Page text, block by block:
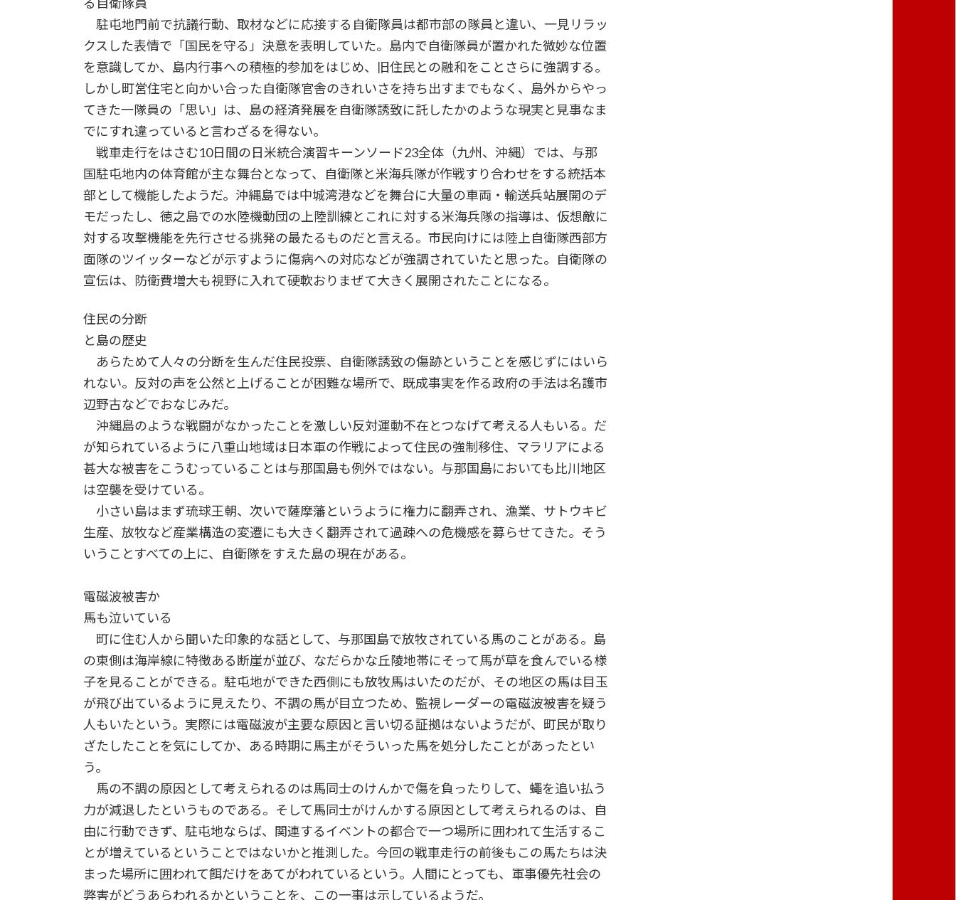
駐屯地門前で抗議行動、取材などに応接する自衛隊員は都市部の隊員と違い、一見リラッ
クスした表情で「国民を守る」決意を表明していた。島内で自衛隊員が置かれた微妙な位置
を意識してか、島内行事への積極的参加をはじめ、旧住民との融和をことさらに強調する。
しかし町営住宅と向かい合った自衛隊官舎のきれいさを持ち出すまでもなく、島外からやっ
てきた一隊員の「思い」は、島の経済発展を自衛隊誘致に託したかのような現実と見事なま
でにすれ違っていると言わざるを得ない。
戦車走行をはさむ10日間の日米統合演習キーンソード23全体（九州、沖縄）では、与那
国駐屯地内の体育館が主な舞台となって、自衛隊と米海兵隊が作戦すり合わせをする統括本
部として機能したようだ。沖縄島では中城湾港などを舞台に大量の車両・輸送兵站展開のデ
モだったし、徳之島での水陸機動団の上陸訓練とこれに対する米海兵隊の指導は、仮想敵に
対する攻撃機能を先行させる挑発の最たるものだと言える。市民向けには陸上自衛隊西部方
面隊のツイッターなどが示すように傷病への対応などが強調されていたと思った。自衛隊の
宣伝は、防衛費増大も視野に入れて硬軟おりまぜて大きく展開されたことになる。
住民の分断
と島の歴史
あらためて人々の分断を生んだ住民投票、自衛隊誘致の傷跡ということを感じずにはいら
れない。反対の声を公然と上げることが困難な場所で、既成事実を作る政府の手法は名護市
辺野古などでおなじみだ。
沖縄島のような戦闘がなかったことを激しい反対運動不在とつなげて考える人もいる。だ
が知られているように八重山地域は日本軍の作戦によって住民の強制移住、マラリアによる
甚大な被害をこうむっていることは与那国島も例外ではない。与那国島においても比川地区
は空襲を受けている。
小さい島はまず琉球王朝、次いで薩摩藩というように権力に翻弄され、漁業、サトウキビ
生産、放牧など産業構造の変遷にも大きく翻弄されて過疎への危機感を募らせてきた。そう
いうことすべての上に、自衛隊をすえた島の現在がある。
電磁波被害か
馬も泣いている
町に住む人から聞いた印象的な話として、与那国島で放牧されている馬のことがある。島
の東側は海岸線に特徴ある断崖が並び、なだらかな丘陵地帯にそって馬が草を食んでいる様
子を見ることができる。駐屯地ができた西側にも放牧馬はいたのだが、その地区の馬は目玉
が飛び出ているように見えたり、不調の馬が目立つため、監視レーダーの電磁波被害を疑う
人もいたという。実際には電磁波が主要な原因と言い切る証拠はないようだが、町民が取り
ざたしたことを気にしてか、ある時期に馬主がそういった馬を処分したことがあったとい
う。
馬の不調の原因として考えられるのは馬同士のけんかで傷を負ったりして、蠅を追い払う
力が減退したというものである。そして馬同士がけんかする原因として考えられるのは、自
由に行動できず、駐屯地ならば、関連するイベントの都合で一つ場所に囲われて生活するこ
とが増えているということではないかと推測した。今回の戦車走行の前後もこの馬たちは決
まった場所に囲われて餌だけをあてがわれているという。人間にとっても、軍事優先社会の
弊害がどうあらわれるかということを、この一事は示しているようだ。